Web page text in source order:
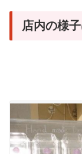
店内の様